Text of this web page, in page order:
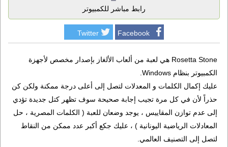
رابط مباشر للكمبيوتر
Facebook
Twitter
Rosetta Stone هي لعبة من ألعاب الألغاز بإصدار مخصص لأجهزة
الكمبيوتر بنظام Windows.
عليك إكمال الكلمات و المعدلات لتصل إلى أعلى درجة ممكنة ولكن كن
حذراً لأن في كل مرة تجيب إجابة صحيحة سوف تظهر كتل جديدة تؤدي
إلى عدم توازن المقاييس ، يوجد وضعان للعبة ( الكلمات المصرية ، حل
المعادلات الرياضية اليونانية ) ، عليك جكع أكبر عدد ممكن من النقاط
لتصل إلى التصنيف العالمي.